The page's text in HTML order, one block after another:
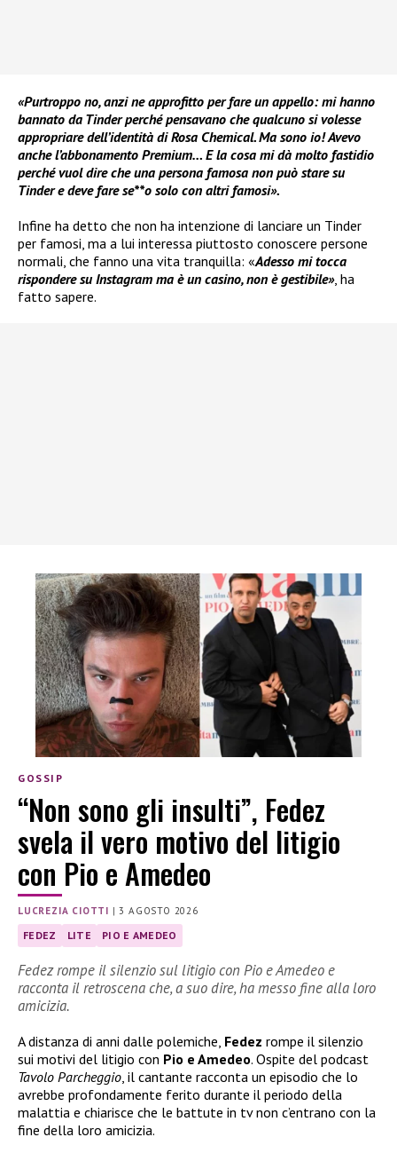
«Purtroppo no, anzi ne approfitto per fare un appello: mi hanno
bannato da Tinder perché pensavano che qualcuno si volesse
appropriare dell’identità di Rosa Chemical. Ma sono io! Avevo
anche l’abbonamento Premium… E la cosa mi dà molto fastidio
perché vuol dire che una persona famosa non può stare su
Tinder e deve fare se**o solo con altri famosi».
Infine ha detto che non ha intenzione di lanciare un Tinder
per famosi, ma a lui interessa piuttosto conoscere persone
normali, che fanno una vita tranquilla: «Adesso mi tocca
rispondere su Instagram ma è un casino, non è gestibile», ha
fatto sapere.
GOSSIP
“Non sono gli insulti”, Fedez
svela il vero motivo del litigio
con Pio e Amedeo
LUCREZIA CIOTTI |3 AGOSTO 2026
FEDEZ LITE PIO E AMEDEO
Fedez rompe il silenzio sul litigio con Pio e Amedeo e
racconta il retroscena che, a suo dire, ha messo fine alla loro
amicizia.
A distanza di anni dalle polemiche, Fedez rompe il silenzio
sui motivi del litigio con Pio e Amedeo. Ospite del podcast
Tavolo Parcheggio, il cantante racconta un episodio che lo
avrebbe profondamente ferito durante il periodo della
malattia e chiarisce che le battute in tv non c’entrano con la
fine della loro amicizia.